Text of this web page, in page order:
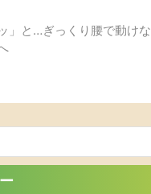
」と…ぎっくり腰で動けな